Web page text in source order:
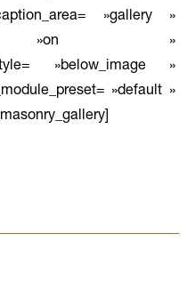
»gallery »
»on »
»below_image »
»default »